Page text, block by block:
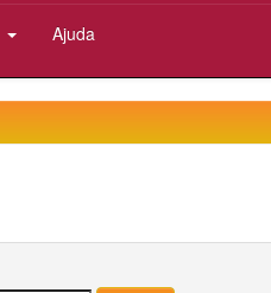
Ajuda